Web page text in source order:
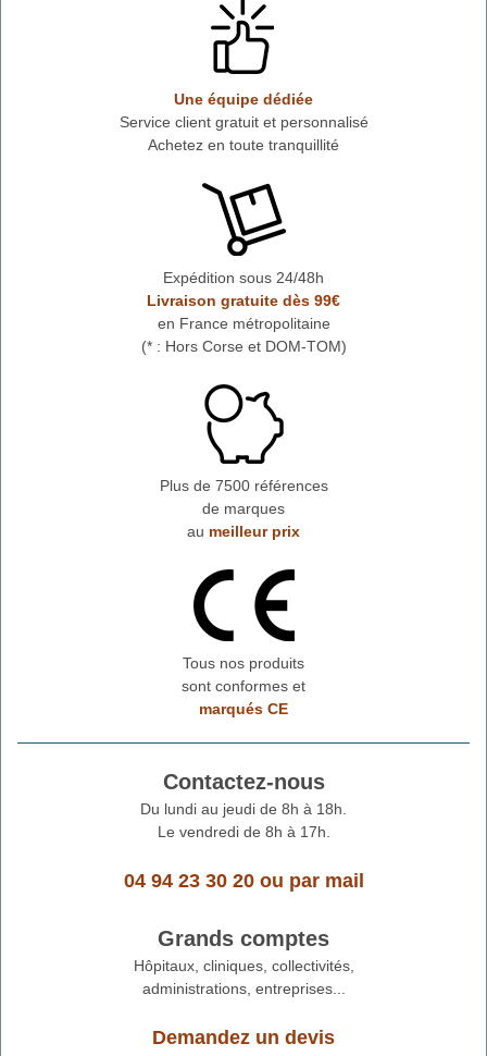
Une équipe dédiée
Service client gratuit et personnalisé
Achetez en toute tranquillité
Expédition sous 24/48h
Livraison gratuite dès 99€
en France métropolitaine
(* : Hors Corse et DOM-TOM)
Plus de 7500 références
de marques
au meilleur prix
Tous nos produits
sont conformes et
marqués CE
Contactez-nous
Du lundi au jeudi de 8h à 18h.
Le vendredi de 8h à 17h.
04 94 23 30 20ou par mail
Grands comptes
Hôpitaux, cliniques, collectivités,
administrations, entreprises...
Demandez un devis